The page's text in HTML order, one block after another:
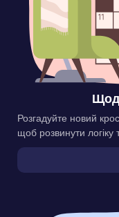
Розгадуйте новий
щоб розвинути логіку